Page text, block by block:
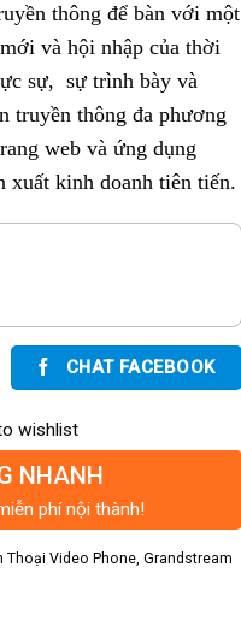
thông để bàn với một
và hội nhập của thời
sự, sự trình bày và
truyền thông đa phương
web và ứng dụng
xuất kinh doanh tiên tiến.
CHAT FACEBOOK
wishlist
NHANH
phí nội thành!
Thoại Video Phone, Grandstream